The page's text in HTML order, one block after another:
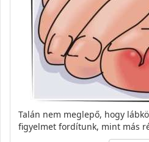
Talán nem meglepő, hogy
figyelmet fordítunk, mint más